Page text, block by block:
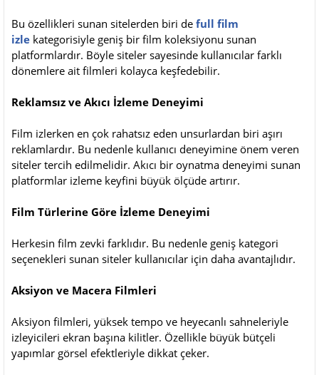
Bu özellikleri sunan sitelerden biri de full film
izle kategorisiyle geniş bir film koleksiyonu sunan
platformlardır. Böyle siteler sayesinde kullanıcılar farklı
dönemlere ait filmleri kolayca keşfedebilir.
Reklamsız ve Akıcı İzleme Deneyimi
Film izlerken en çok rahatsız eden unsurlardan biri aşırı
reklamlardır. Bu nedenle kullanıcı deneyimine önem veren
siteler tercih edilmelidir. Akıcı bir oynatma deneyimi sunan
platformlar izleme keyfini büyük ölçüde artırır.
Film Türlerine Göre İzleme Deneyimi
Herkesin film zevki farklıdır. Bu nedenle geniş kategori
seçenekleri sunan siteler kullanıcılar için daha avantajlıdır.
Aksiyon ve Macera Filmleri
Aksiyon filmleri, yüksek tempo ve heyecanlı sahneleriyle
izleyicileri ekran başına kilitler. Özellikle büyük bütçeli
yapımlar görsel efektleriyle dikkat çeker.